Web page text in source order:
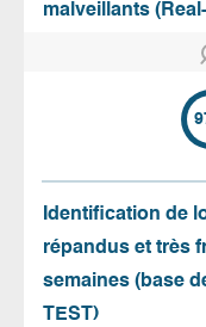
malveillants
Identification de
répandus et très
semaines (base
TEST)